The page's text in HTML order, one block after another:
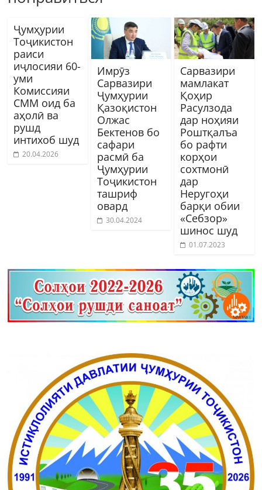
Ҷумҳурии
Тоҷикистон
раиси
иҷлосияи 60-
уми
Комиссияи
СММ оид ба
аҳолӣ ва
рушд
интихоб шуд
20.04.2026
Имрӯз
Сарвазири
Ҷумҳурии
Қазоқистон
Олжас
Бектенов бо
сафари
расмӣ ба
Ҷумҳурии
Тоҷикистон
ташриф
овард
30.04.2024
Сарвазири
мамлакат
Қоҳир
Расулзода
дар ноҳияи
Роштқалъа
бо рафти
корҳои
сохтмонӣ
дар
Неругоҳи
барқи обии
«Себзор»
шинос шуд
01.07.2023